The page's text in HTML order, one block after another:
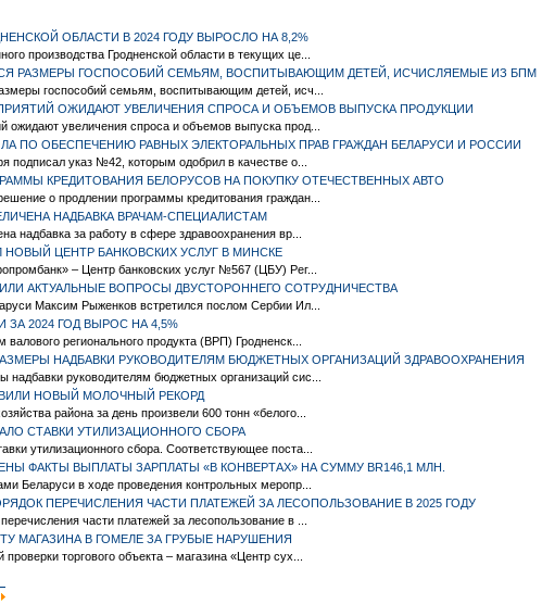
ОБЛАСТИ В 2024 ГОДУ ВЫРОСЛО НА 8,2%
производства Гродненской области в текущих це...
РАЗМЕРЫ ГОСПОСОБИЙ СЕМЬЯМ, ВОСПИТЫВАЮЩИМ ДЕТЕЙ, ИСЧИСЛЯЕМЫЕ ИЗ БПМ
госпособий семьям, воспитывающим детей, исч...
ОЖИДАЮТ УВЕЛИЧЕНИЯ СПРОСА И ОБЪЕМОВ ВЫПУСКА ПРОДУКЦИИ
ожидают увеличения спроса и объемов выпуска прод...
ПО ОБЕСПЕЧЕНИЮ РАВНЫХ ЭЛЕКТОРАЛЬНЫХ ПРАВ ГРАЖДАН БЕЛАРУСИ И РОССИИ
подписал указ №42, которым одобрил в качестве о...
КРЕДИТОВАНИЯ БЕЛОРУСОВ НА ПОКУПКУ ОТЕЧЕСТВЕННЫХ АВТО
о продлении программы кредитования граждан...
НАДБАВКА ВРАЧАМ-СПЕЦИАЛИСТАМ
надбавка за работу в сфере здравоохранения вр...
ЦЕНТР БАНКОВСКИХ УСЛУГ В МИНСКЕ
– Центр банковских услуг №567 (ЦБУ) Рег...
АКТУАЛЬНЫЕ ВОПРОСЫ ДВУСТОРОННЕГО СОТРУДНИЧЕСТВА
Максим Рыженков встретился послом Сербии Ил...
2024 ГОД ВЫРОС НА 4,5%
регионального продукта (ВРП) Гродненск...
НАДБАВКИ РУКОВОДИТЕЛЯМ БЮДЖЕТНЫХ ОРГАНИЗАЦИЙ ЗДРАВООХРАНЕНИЯ
руководителям бюджетных организаций сис...
НОВЫЙ МОЛОЧНЫЙ РЕКОРД
района за день произвели 600 тонн «белого...
СТАВКИ УТИЛИЗАЦИОННОГО СБОРА
утилизационного сбора. Соответствующее поста...
ФАКТЫ ВЫПЛАТЫ ЗАРПЛАТЫ «В КОНВЕРТАХ» НА СУММУ BR146,1 МЛН.
Беларуси в ходе проведения контрольных меропр...
ПЕРЕЧИСЛЕНИЯ ЧАСТИ ПЛАТЕЖЕЙ ЗА ЛЕСОПОЛЬЗОВАНИЕ В 2025 ГОДУ
части платежей за лесопользование в ...
МАГАЗИНА В ГОМЕЛЕ ЗА ГРУБЫЕ НАРУШЕНИЯ
торгового объекта – магазина «Центр сух...